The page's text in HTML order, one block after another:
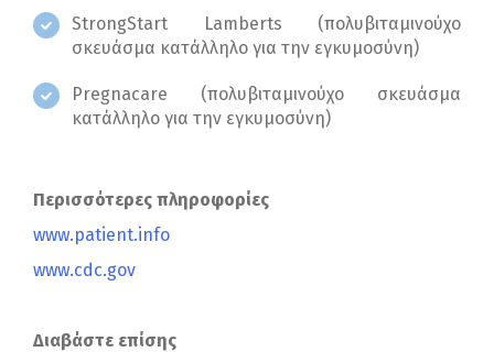
StrongStart Lamberts (πολυβιταμινούχο
σκευάσμα κατάλληλο για την εγκυμοσύνη)
Pregnacare (πολυβιταμινούχο σκευάσμα
κατάλληλο για την εγκυμοσύνη)
Περισσότερες πληροφορίες
www.patient.info
www.cdc.gov
Διαβάστε επίσης